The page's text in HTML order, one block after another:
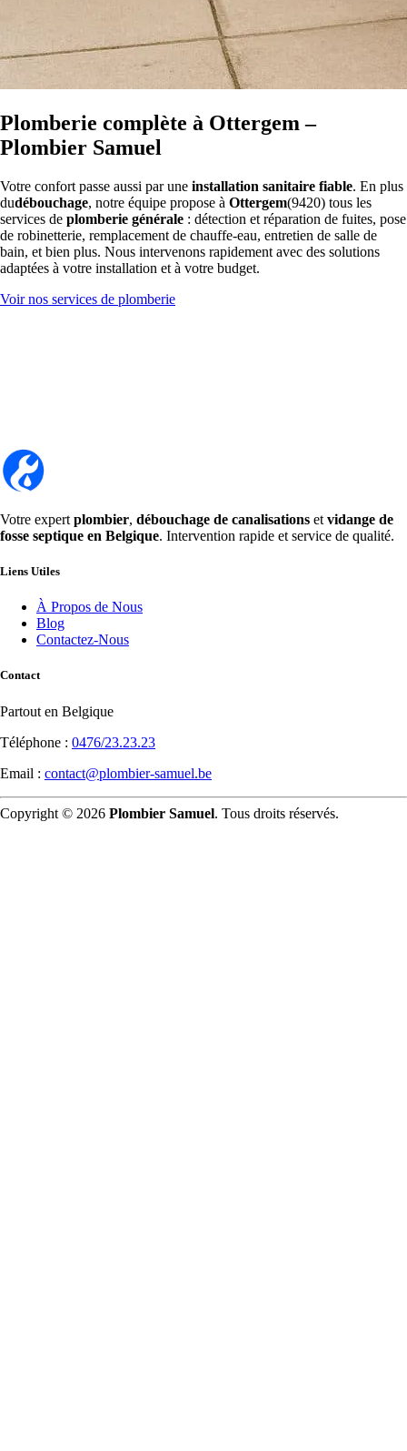
Plomberie complète à Ottergem –
Plombier Samuel
Votre confort passe aussi par une installation sanitaire fiable. En plus
dudébouchage, notre équipe propose à Ottergem(9420) tous les
services de plomberie générale : détection et réparation de fuites, pose
de robinetterie, remplacement de chauffe-eau, entretien de salle de
bain, et bien plus. Nous intervenons rapidement avec des solutions
adaptées à votre installation et à votre budget.
Voir nos services de plomberie
Votre expert plombier, débouchage de canalisations et vidange de
fosse septique en Belgique. Intervention rapide et service de qualité.
Liens Utiles
À Propos de Nous
Blog
Contactez-Nous
Contact
Partout en Belgique
Téléphone : 0476/23.23.23
Email : contact@plombier-samuel.be
Copyright © 2026 Plombier Samuel. Tous droits réservés.